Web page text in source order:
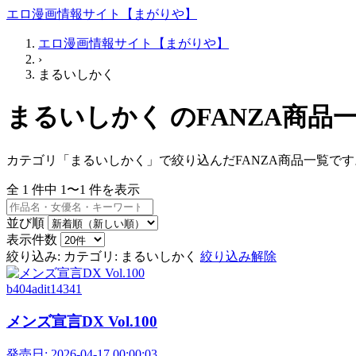
エロ漫画情報サイト【まがりや】
エロ漫画情報サイト【まがりや】
›
まるいしかく
まるいしかく のFANZA商品
カテゴリ「まるいしかく」で絞り込んだFANZA商品一覧で
全 1 件中 1〜1 件を表示
並び順
表示件数
絞り込み: カテゴリ: まるいしかく 絞り込み解除
b404adit14341
メンズ宣言DX Vol.100